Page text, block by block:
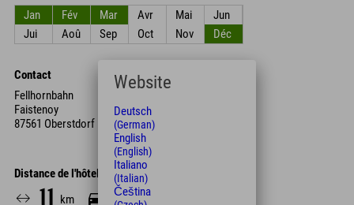
Jan
Fév Mar Avr Mai
Jun
Jui
Aoû Sep Oct Nov Déc
Contact
Fellhornbahn
Faistenoy
87561 Oberstdorf
Distance de l'hôtel
11 km 15 Min.
Website
Deutsch
(German)
English
(English)
Italiano
(Italian)
Čeština